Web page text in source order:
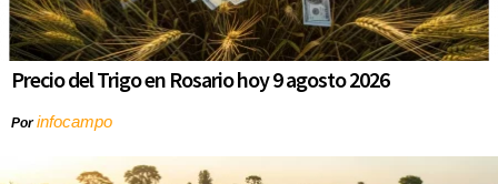
Precio del Trigo en Rosario hoy 9 agosto 2026
Porinfocampo